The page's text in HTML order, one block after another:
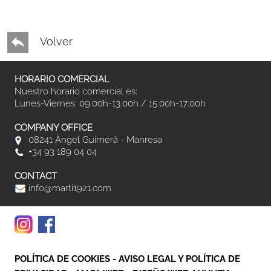
Volver
HORARIO COMERCIAL
Nuestro horario comercial es:
Lunes-Viernes: 09:00h-13:00h / 15:00h-17:00h
COMPANY OFFICE
08241 Àngel Guimerà - Manresa
+34 93 189 04 04
CONTACT
info@marti1921.com
POLÍTICA DE COOKIES - AVISO LEGAL Y POLÍTICA DE